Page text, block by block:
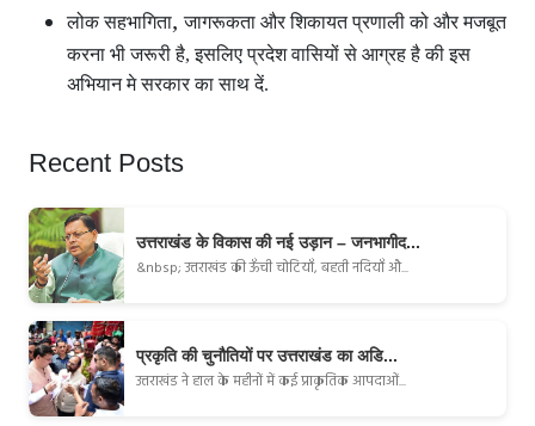
लोक सहभागिता,जागरूकता और शिकायत प्रणाली को और मजबूत
करना भी जरूरी है, इसलिए प्रदेश वासियों से आग्रह है की इस
अभियान मे सरकार का साथ दें.
Recent Posts
उत्तराखंड के विकास की नई उड़ान – जनभागीद...
&nbsp; उत्तराखंड की ऊँची चोटियाँ, बहती नदियाँ औ...
प्रकृति की चुनौतियों पर उत्तराखंड का अडि...
उत्तराखंड ने हाल के महीनों में कई प्राकृतिक आपदाओं...